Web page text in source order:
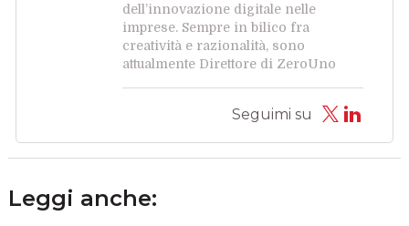
dell’innovazione digitale nelle
imprese. Sempre in bilico fra
creatività e razionalità, sono
attualmente Direttore di ZeroUno
Seguimi su
Leggi anche: